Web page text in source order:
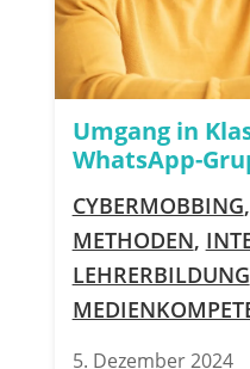
Umgang in
WhatsApp-
CYBERMOBBING,
METHODEN,
LEHRERBILDUNG
5. Dezember 2024